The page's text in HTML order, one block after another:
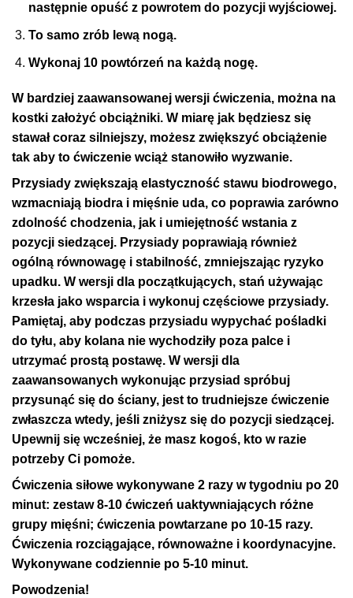
następnie opuść z powrotem do pozycji wyjściowej.
To samo zrób lewą nogą.
Wykonaj 10 powtórzeń na każdą nogę.
W bardziej zaawansowanej wersji ćwiczenia, można na
kostki założyć obciążniki. W miarę jak będziesz się
stawał coraz silniejszy, możesz zwiększyć obciążenie
tak aby to ćwiczenie wciąż stanowiło wyzwanie.
Przysiady zwiększają elastyczność stawu biodrowego,
wzmacniają biodra i mięśnie uda, co poprawia zarówno
zdolność chodzenia, jak i umiejętność wstania z
pozycji siedzącej. Przysiady poprawiają również
ogólną równowagę i stabilność, zmniejszając ryzyko
upadku. W wersji dla początkujących, stań używając
krzesła jako wsparcia i wykonuj częściowe przysiady.
Pamiętaj, aby podczas przysiadu wypychać pośladki
do tyłu, aby kolana nie wychodziły poza palce i
utrzymać prostą postawę. W wersji dla
zaawansowanych wykonując przysiad spróbuj
przysunąć się do ściany, jest to trudniejsze ćwiczenie
zwłaszcza wtedy, jeśli zniżysz się do pozycji siedzącej.
Upewnij się wcześniej, że masz kogoś, kto w razie
potrzeby Ci pomoże.
Ćwiczenia siłowe wykonywane 2 razy w tygodniu po 20
minut: zestaw 8-10 ćwiczeń uaktywniających różne
grupy mięśni; ćwiczenia powtarzane po 10-15 razy.
Ćwiczenia rozciągające, równoważne i koordynacyjne.
Wykonywane codziennie po 5-10 minut.
Powodzenia!